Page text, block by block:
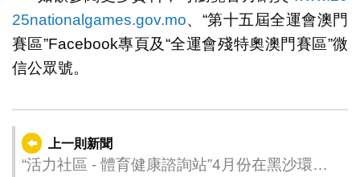
25nationalgames.gov.mo、“第十五屆全運會澳門
賽區”Facebook專頁及“全運會殘特奧澳門賽區”微
信公眾號。
上一則新聞
“活力社區 - 體育健康諮詢站”4月份在黑沙環公